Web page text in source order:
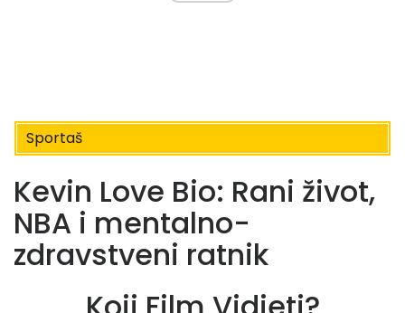
Sportaš
Kevin Love Bio: Rani život,
NBA i mentalno-
zdravstveni ratnik